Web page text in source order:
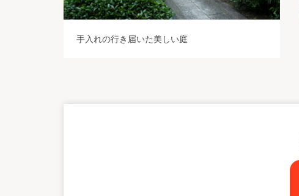
手入れの行き届いた美しい庭